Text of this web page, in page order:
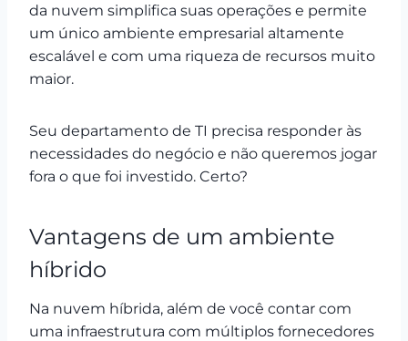
da nuvem simplifica suas operações e permite
um único ambiente empresarial altamente
escalável e com uma riqueza de recursos muito
maior.
Seu departamento de TI precisa responder às
necessidades do negócio e não queremos jogar
fora o que foi investido. Certo?
Vantagens de um ambiente
híbrido
Na nuvem híbrida, além de você contar com
uma infraestrutura com múltiplos fornecedores